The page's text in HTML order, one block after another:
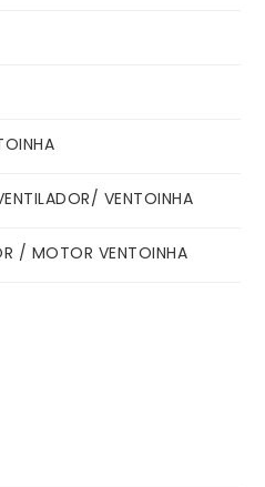
VENTOINHA
/ MOTOR VENTOINHA